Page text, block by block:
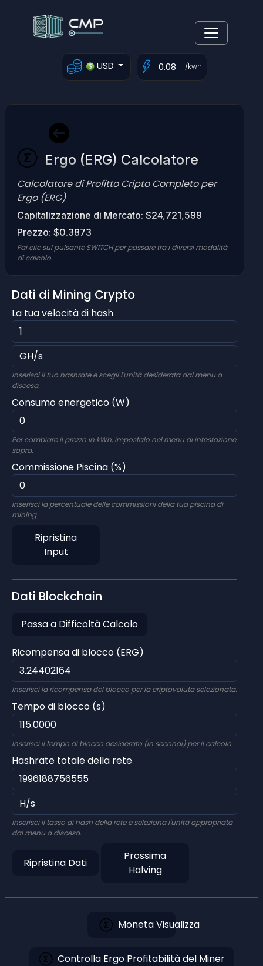
USD /kwh
Ergo (ERG) Calcolatore
Calcolatore di Profitto Cripto Completo per
Ergo (ERG)
Capitalizzazione di Mercato: $24,721,599
Prezzo: $0.3873
Fai clic sul pulsante SWITCH per passare tra i diversi modalità
di calcolo.
Dati di Mining Crypto
La tua velocità di hash
Inserisci il tuo hashrate e scegli l'unità desiderata dal menu a
discesa.
Consumo energetico (W)
Per cambiare il prezzo in kWh, impostalo nel menu di intestazione
sopra.
Commissione Piscina (%)
Inserisci la percentuale delle commissioni della tua piscina di
mining
Ripristina
Input
Dati Blockchain
Passa a Difficoltà Calcolo
Ricompensa di blocco (ERG)
Inserisci la ricompensa del blocco per la criptovaluta selezionata.
Tempo di blocco (s)
Inserisci il tempo di blocco desiderato (in secondi) per il calcolo.
Hashrate totale della rete
Inserisci il tasso di hash della rete e seleziona l'unità appropriata
dal menu a discesa.
Ripristina Dati
Prossima
Halving
Moneta Visualizza
Controlla Ergo Profitabilità del Miner